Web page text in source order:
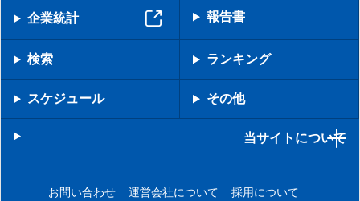
企業統計 報告書
検索 ランキング
スケジュール その他
当サイトについて
お問い合わせ 運営会社について
採用について